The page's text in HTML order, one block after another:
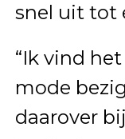
snel uit tot
“Ik vind
mode
daarover bij